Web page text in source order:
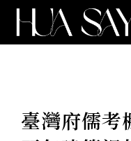
臺灣府儒考